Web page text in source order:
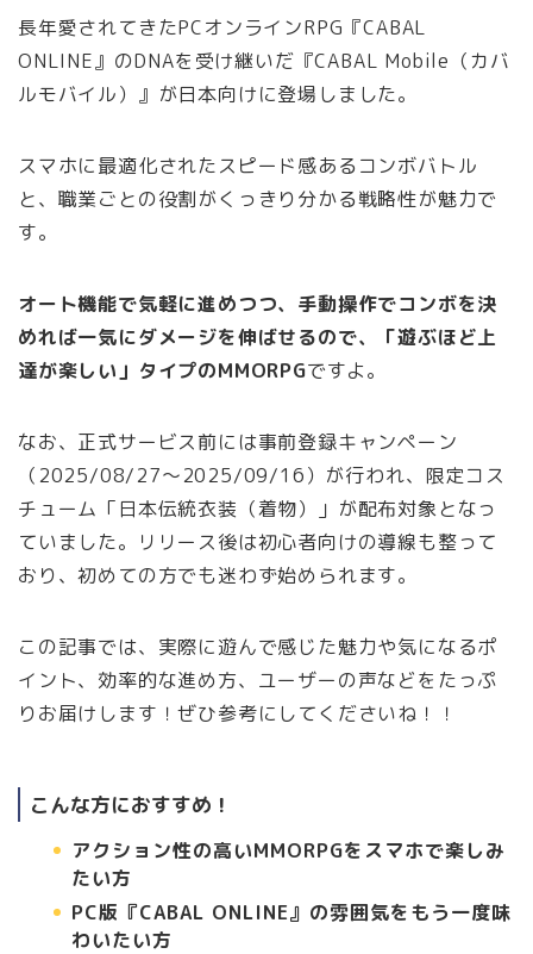
長年愛されてきたPCオンラインRPG『CABAL
ONLINE』のDNAを受け継いだ『CABAL Mobile（カバ
ルモバイル）』が日本向けに登場しました。
スマホに最適化されたスピード感あるコンボバトル
と、職業ごとの役割がくっきり分かる戦略性が魅力で
す。
オート機能で気軽に進めつつ、手動操作でコンボを決
めれば一気にダメージを伸ばせるので、「遊ぶほど上
達が楽しい」タイプのMMORPGですよ。
なお、正式サービス前には事前登録キャンペーン
（2025/08/27〜2025/09/16）が行われ、限定コス
チューム「日本伝統衣装（着物）」が配布対象となっ
ていました。リリース後は初心者向けの導線も整って
おり、初めての方でも迷わず始められます。
この記事では、実際に遊んで感じた魅力や気になるポ
イント、効率的な進め方、ユーザーの声などをたっぷ
りお届けします！ぜひ参考にしてくださいね！！
こんな方におすすめ！
アクション性の高いMMORPGをスマホで楽しみ
たい方
PC版『CABAL ONLINE』の雰囲気をもう一度味
わいたい方